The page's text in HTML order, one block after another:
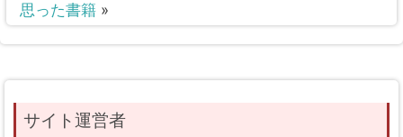
思った書籍 »
サイト運営者